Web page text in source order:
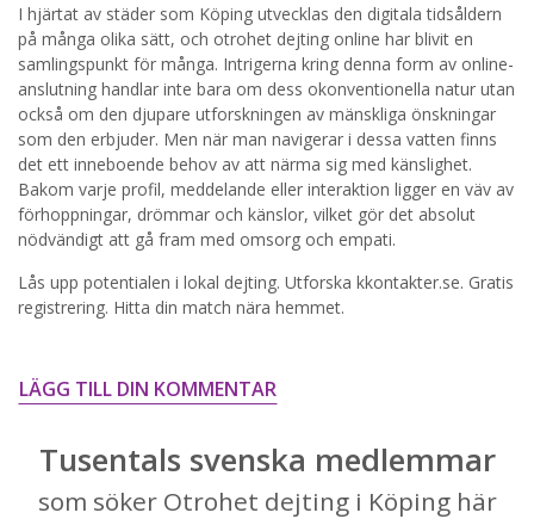
Genom att registrera godkänner jagVillkoren och
Sekretesspolicyn. Jag godkänner att ta emot information och
reklam via e-post från hemsidans operatörer. Jag kan dra
tillbaka godkännande när jag vill.
STARTA NU!
I hjärtat av städer som Köping utvecklas den digitala tidsåldern
på många olika sätt, och otrohet dejting online har blivit en
samlingspunkt för många. Intrigerna kring denna form av online-
anslutning handlar inte bara om dess okonventionella natur utan
också om den djupare utforskningen av mänskliga önskningar
som den erbjuder. Men när man navigerar i dessa vatten finns
det ett inneboende behov av att närma sig med känslighet.
Bakom varje profil, meddelande eller interaktion ligger en väv av
förhoppningar, drömmar och känslor, vilket gör det absolut
nödvändigt att gå fram med omsorg och empati.
Lås upp potentialen i lokal dejting. Utforska kkontakter.se. Gratis
registrering. Hitta din match nära hemmet.
LÄGG TILL DIN KOMMENTAR
Tusentals svenska medlemmar
som söker Otrohet dejting i Köping här